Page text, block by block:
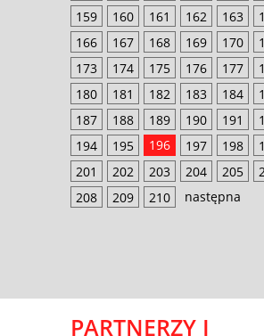
159
160 161 162 163
166
167 168 169 170
173
174 175 176 177
180
181 182 183 184
187
188 189 190 191
194
195 196 197 198
201
202 203 204 205
208
209 210 następna
PARTNERZY I